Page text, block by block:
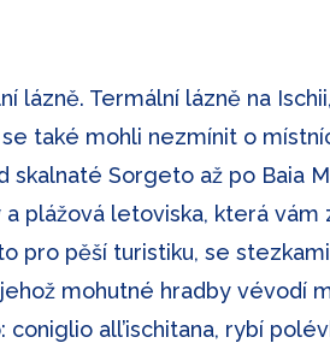
lázně. Termální lázně na
také mohli nezmínit o
skalnaté Sorgeto až po Baia
plážová letoviska, která vám
pěší turistiku, se
mohutné hradby vévodí
all’ischitana, rybí